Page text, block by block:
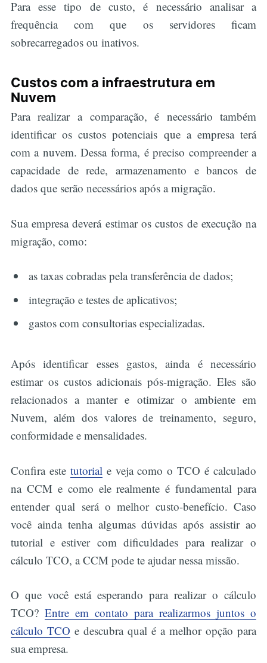
Para esse tipo de custo, é necessário analisar a
frequência com que os servidores ficam
sobrecarregados ou inativos.
Custos com a infraestrutura em
Nuvem
Para realizar a comparação, é necessário também
identificar os custos potenciais que a empresa terá
com a nuvem. Dessa forma, é preciso compreender a
capacidade de rede, armazenamento e bancos de
dados que serão necessários após a migração.
Sua empresa deverá estimar os custos de execução na
migração, como:
as taxas cobradas pela transferência de dados;
integração e testes de aplicativos;
gastos com consultorias especializadas.
Após identificar esses gastos, ainda é necessário
estimar os custos adicionais pós-migração. Eles são
relacionados a manter e otimizar o ambiente em
Nuvem, além dos valores de treinamento, seguro,
conformidade e mensalidades.
Confira este tutorial e veja como o TCO é calculado
na CCM e como ele realmente é fundamental para
entender qual será o melhor custo-benefício. Caso
você ainda tenha algumas dúvidas após assistir ao
tutorial e estiver com dificuldades para realizar o
cálculo TCO, a CCM pode te ajudar nessa missão.
O que você está esperando para realizar o cálculo
TCO? Entre em contato para realizarmos juntos o
cálculo TCO e descubra qual é a melhor opção para
sua empresa.